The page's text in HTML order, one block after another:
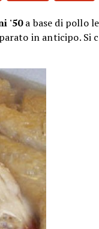
'50a base di pollo
in anticipo. Si